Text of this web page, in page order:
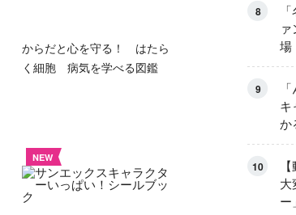
からだと心を守る！ はたら
く細胞 病気を学べる図鑑
NEW
8
場
9
か
と
10
ー